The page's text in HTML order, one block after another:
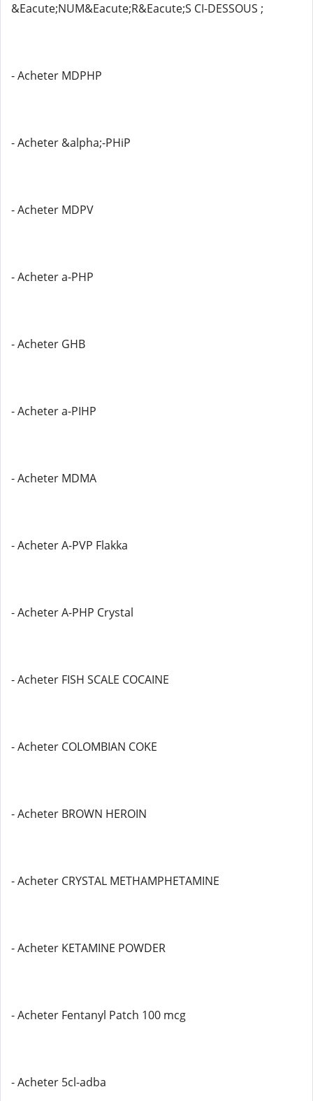
&Eacute;NUM&Eacute;R&Eacute;S CI-DESSOUS ;
- Acheter MDPHP
- Acheter &alpha;-PHiP
- Acheter MDPV
- Acheter a-PHP
- Acheter GHB
- Acheter a-PIHP
- Acheter MDMA
- Acheter A-PVP Flakka
- Acheter A-PHP Crystal
- Acheter FISH SCALE COCAINE
- Acheter COLOMBIAN COKE
- Acheter BROWN HEROIN
- Acheter CRYSTAL METHAMPHETAMINE
- Acheter KETAMINE POWDER
- Acheter Fentanyl Patch 100 mcg
- Acheter 5cl-adba